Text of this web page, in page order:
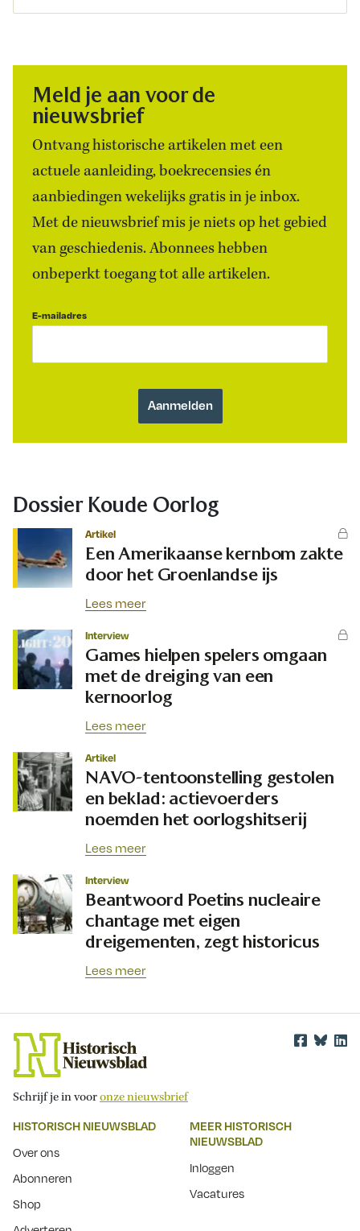
Meld je aan voor de
nieuwsbrief
Ontvang historische artikelen met een
actuele aanleiding, boekrecensies én
aanbiedingen wekelijks gratis in je inbox.
Met de nieuwsbrief mis je niets op het gebied
van geschiedenis. Abonnees hebben
onbeperkt toegang tot alle artikelen.
E-mailadres
Dossier Koude Oorlog
Artikel
Een Amerikaanse kernbom zakte
door het Groenlandse ijs
Lees meer
Interview
Games hielpen spelers omgaan
met de dreiging van een
kernoorlog
Lees meer
Artikel
NAVO-tentoonstelling gestolen
en beklad: actievoerders
noemden het oorlogshitserij
Lees meer
Interview
Beantwoord Poetins nucleaire
chantage met eigen
dreigementen, zegt historicus
Lees meer
Schrijf je in vooronze nieuwsbrief
HISTORISCH NIEUWSBLAD
Over ons
Abonneren
Shop
MEER HISTORISCH
NIEUWSBLAD
Inloggen
Vacatures